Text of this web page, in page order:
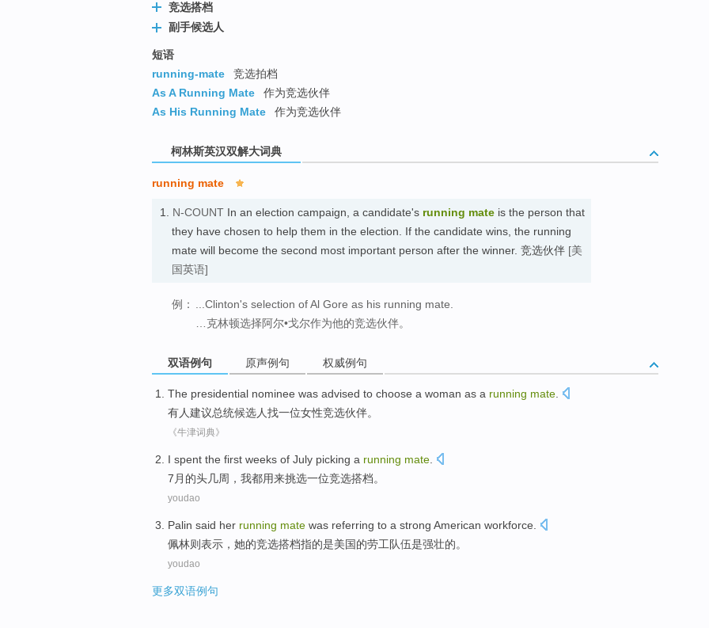
竞选搭档
副手候选人
短语
running-mate
竞选拍档
As A Running Mate
作为竞选伙伴
As His Running Mate
作为竞选伙伴
柯林斯英汉双解大词典
running mate
1. N-COUNT In an election campaign, a candidate's running mate is the person that
they have chosen to help them in the election. If the candidate wins, the running
mate will become the second most important person after the winner. 竞选伙伴 [美
国英语]
例：
...Clinton's selection of Al Gore as his running mate.
…克林顿选择阿尔•戈尔作为他的竞选伙伴。
双语例句 原声例句 权威例句
The presidential nominee was advised to choose a woman as a running mate.
有人建议总统候选人找一位女性竞选伙伴。
《牛津词典》
I spent the first weeks of July picking a running mate
7月 的头几周 ， 我都用来挑选一位竞选搭档。
youdao
Palin said her running mate was referring to a strong American workforce
佩林则表示 ， 她的竞选搭档指的是美国的劳工队伍是强壮的。
youdao
更多双语例句